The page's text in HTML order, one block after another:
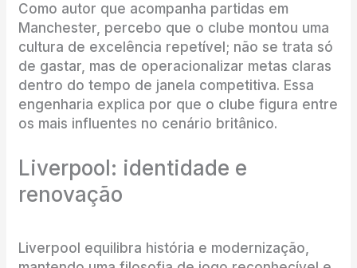
Como autor que acompanha partidas em
Manchester, percebo que o clube montou uma
cultura de excelência repetível; não se trata só
de gastar, mas de operacionalizar metas claras
dentro do tempo de janela competitiva. Essa
engenharia explica por que o clube figura entre
os mais influentes no cenário britânico.
Liverpool: identidade e
renovação
Liverpool equilibra história e modernização,